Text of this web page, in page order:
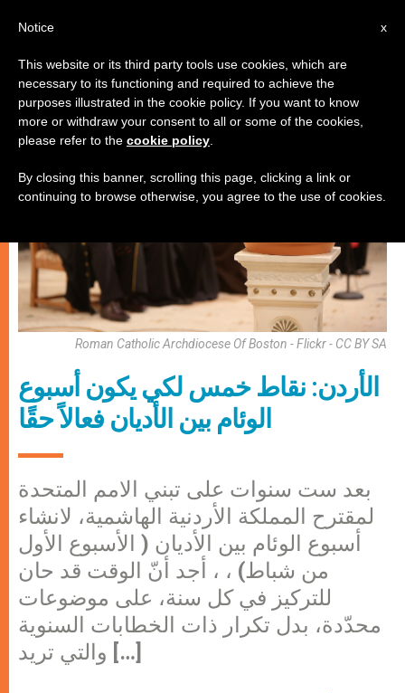
روحانيّة
Roman Catholic Archdiocese Of Boston - Flickr - CC BY SA
الأردن: نقاط خمس لكي يكون أسبوع
الوئام بين الأديان فعالاً حقًا
بعد ست سنوات على تبني الامم المتحدة
لمقترح المملكة الأردنية الهاشمية، لانشاء
أسبوع الوئام بين الأديان ( الأسبوع الأول
من شباط) ، ، أجد أنّ الوقت قد حان
للتركيز في كل سنة، على موضوعات
محدّدة، بدل تكرار ذات الخطابات السنوية
والتي تريد […]
x
Notice
This website or its third party tools use cookies, which are
necessary to its functioning and required to achieve the
purposes illustrated in the cookie policy. If you want to know
more or withdraw your consent to all or some of the cookies,
please refer to the cookie policy
By closing this banner, scrolling this page, clicking a link or
continuing to browse otherwise, you agree to the use of cookies.